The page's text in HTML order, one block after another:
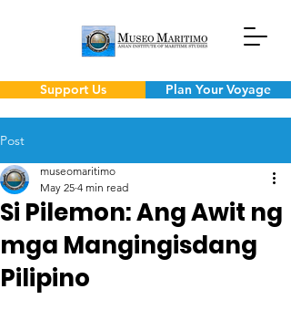
Support Us Plan Your Voyage
Post
Si Pilemon: Ang Awit ng
mga Mangingisdang
Pilipino
museomaritimo
May 25 4 min read